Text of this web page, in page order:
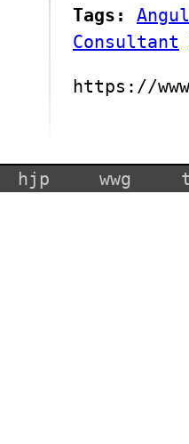
Tags:
Consultant
https://
hjp wwg